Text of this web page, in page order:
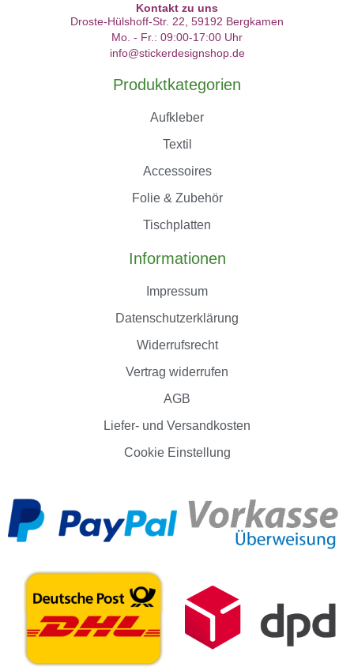
Kontakt zu uns
Droste-Hülshoff-Str. 22, 59192 Bergkamen
Mo. - Fr.: 09:00-17:00 Uhr
info@stickerdesignshop.de
Produktkategorien
Aufkleber
Textil
Accessoires
Folie & Zubehör
Tischplatten
Informationen
Impressum
Datenschutzerklärung
Widerrufsrecht
Vertrag widerrufen
AGB
Liefer- und Versandkosten
Cookie Einstellung